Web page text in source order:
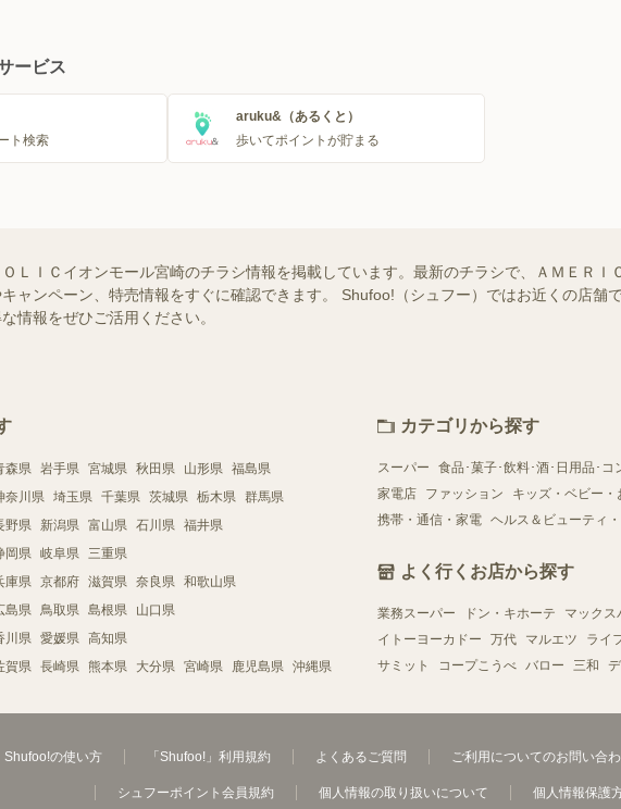
ービス
ト検索
aruku&（あるくと）
歩いてポイントが貯まる
ＬＩＣイオンモール宮崎のチラシ情報を掲載しています。最新のチラシで、ＡＭＥＲ
ャンペーン、特売情報をすぐに確認できます。 Shufoo!（シュフー）ではお近くの店舗
情報をぜひご活用ください。
森県 岩手県 宮城県 秋田県 山形県 福島県
奈川県 埼玉県 千葉県 茨城県 栃木県 群馬県
野県 新潟県 富山県 石川県 福井県
岡県 岐阜県 三重県
庫県 京都府 滋賀県 奈良県 和歌山県
島県 鳥取県 島根県 山口県
川県 愛媛県 高知県
賀県 長崎県 熊本県 大分県 宮崎県 鹿児島県 沖縄県
カテゴリから探す
スーパー 食品･菓子･飲料･酒･日用品･コ
家電店
ファッション キッズ・ベビー・
携帯・通信・家電 ヘルス＆ビューティ
よく行くお店から探す
業務スーパー ドン・キホーテ マックス
イトーヨーカドー
万代 マルエツ ライ
サミット
コープこうべ バロー 三和
Shufoo!の使い方 「Shufoo!」利用規約 よくあるご質問 ご利用についてのお問い合
シュフーポイント会員規約 個人情報の取り扱いについて 個人情報保護